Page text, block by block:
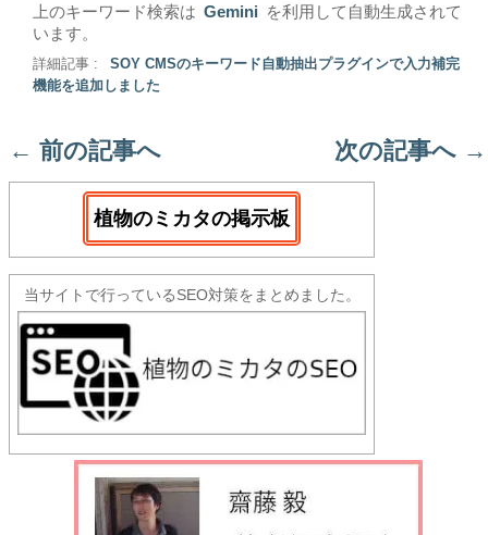
上のキーワード検索は Gemini
を利用して自動生成されて
います。
詳細記事 :
SOY CMSのキーワード自動抽出プラグインで入力補完
機能を追加しました
← 前の記事へ 次の記事へ →
植物のミカタの掲示板
当サイトで行っているSEO対策をまとめました。